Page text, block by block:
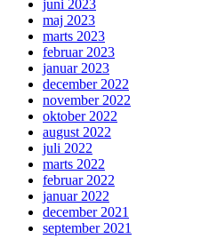
juni 2023
maj 2023
marts 2023
februar 2023
januar 2023
december 2022
november 2022
oktober 2022
august 2022
juli 2022
marts 2022
februar 2022
januar 2022
december 2021
september 2021